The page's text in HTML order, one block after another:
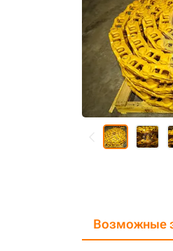
Возможные